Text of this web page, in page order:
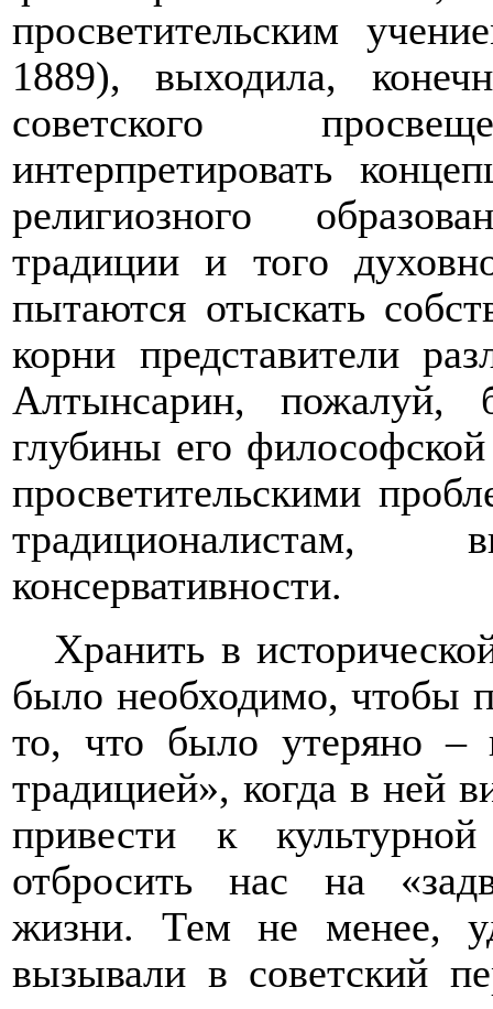
просветительским
1889), выходила,
советского
интерпретировать
религиозного
традиции и того
пытаются отыскать
корни представители
Алтынсарин, пожалуй,
глубины его
просветительскими
консервативности.
Хранить в
было необходимо, чтобы
то, что было утеряно ­­­–
традицией», когда в ней
привести к
отбросить нас на
жизни. Тем не менее,
вызывали в советский